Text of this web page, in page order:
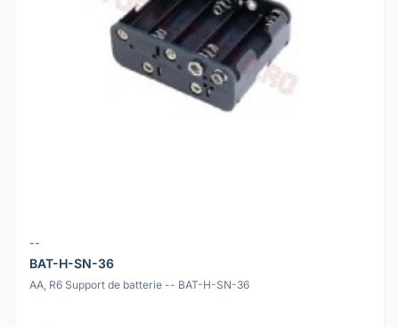
--
BAT-H-SN-36
AA, R6 Support de batterie -- BAT-H-SN-36